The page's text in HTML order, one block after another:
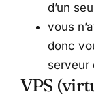
d’un
vous
donc
serveur
VPS